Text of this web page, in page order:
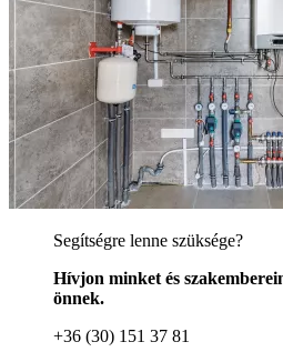
Segítségre lenne szüksége?
Hívjon minket és
önnek.
+36 (30) 151 37 81